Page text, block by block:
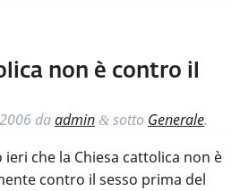
non è contro il
daadmin & sotto Generale.
che la Chiesa cattolica non è
contro il sesso prima del